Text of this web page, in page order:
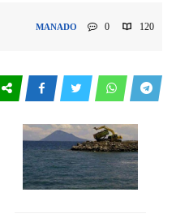
MANADO 0 120